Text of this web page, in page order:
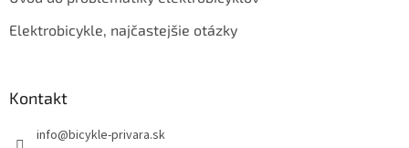
Elektrobicykle, najčastejšie otázky
Kontakt
info@bicykle-privara.sk